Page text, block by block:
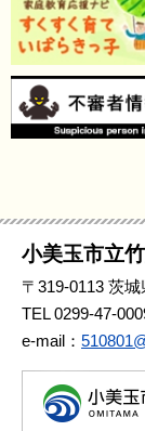
小美玉市立
〒 319-0113 茨城
TEL 0299-47-
e-mail：